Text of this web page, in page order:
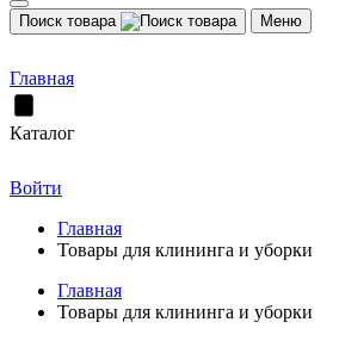
Поиск товара Меню
Главная
Каталог
Войти
Главная
Товары для клининга и уборки
Главная
Товары для клининга и уборки